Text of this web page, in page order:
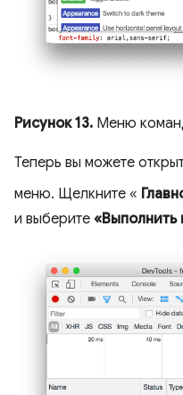
Рисунок 13. Меню
Теперь вы можете
меню. Щелкните «
и выберите «Выполнить